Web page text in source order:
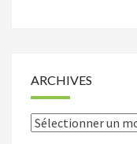
ARCHIVES
Archives